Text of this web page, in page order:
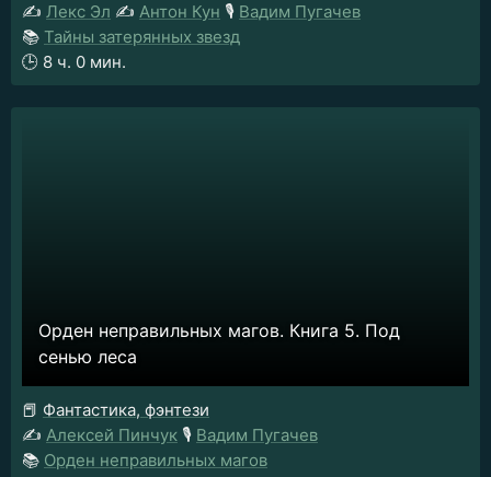
✍️ Лекс Эл ✍️ Антон Кун 🎙️ Вадим Пугачев
📚 Тайны затерянных звезд
🕒 8 ч. 0 мин.
Орден неправильных магов. Книга 5. Под
сенью леса
📕 Фантастика, фэнтези
✍️ Алексей Пинчук 🎙️ Вадим Пугачев
📚 Орден неправильных магов